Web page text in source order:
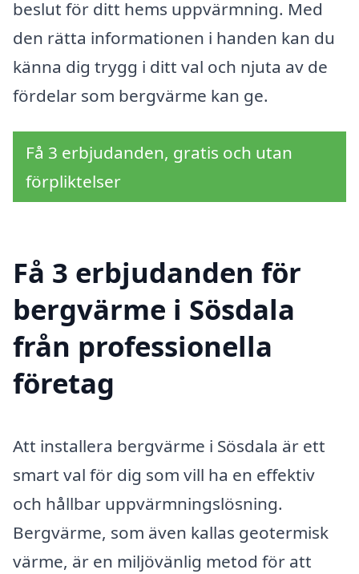
beslut för ditt hems uppvärmning. Med
den rätta informationen i handen kan du
känna dig trygg i ditt val och njuta av de
fördelar som bergvärme kan ge.
Få 3 erbjudanden, gratis och utan
förpliktelser
Få 3 erbjudanden för
bergvärme i Sösdala
från professionella
företag
Att installera bergvärme i Sösdala är ett
smart val för dig som vill ha en effektiv
och hållbar uppvärmningslösning.
Bergvärme, som även kallas geotermisk
värme, är en miljövänlig metod för att